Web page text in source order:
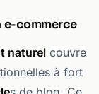
e-commerce
naturel couvre
à fort